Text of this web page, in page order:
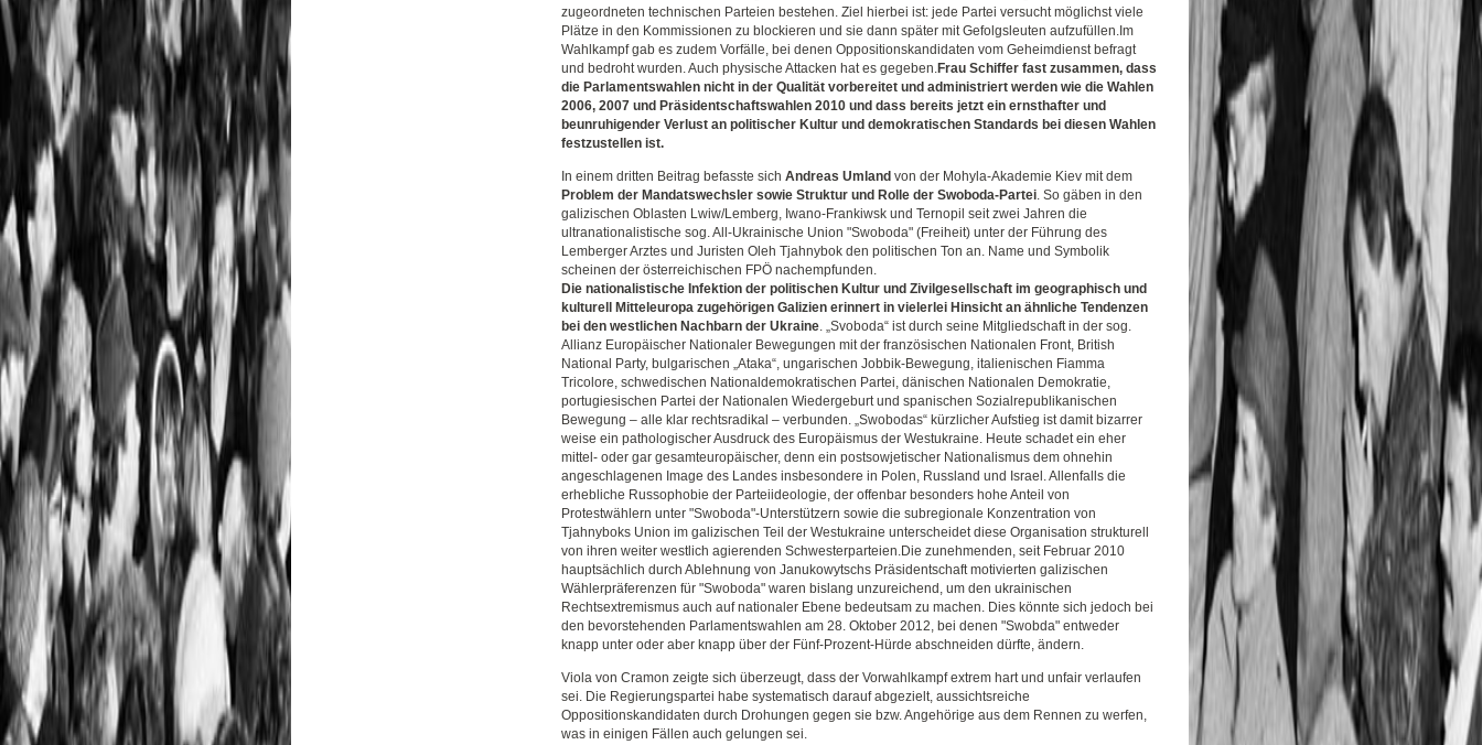
zugeordneten technischen Parteien bestehen. Ziel hierbei ist: jede Partei versucht möglichst viele
Plätze in den Kommissionen zu blockieren und sie dann später mit Gefolgsleuten aufzufüllen.Im
Wahlkampf gab es zudem Vorfälle, bei denen Oppositionskandidaten vom Geheimdienst befragt
und bedroht wurden. Auch physische Attacken hat es gegeben.Frau Schiffer fast zusammen, dass
die Parlamentswahlen nicht in der Qualität vorbereitet und administriert werden wie die Wahlen
2006, 2007 und Präsidentschaftswahlen 2010 und dass bereits jetzt ein ernsthafter und
beunruhigender Verlust an politischer Kultur und demokratischen Standards bei diesen Wahlen
festzustellen ist.
In einem dritten Beitrag befasste sich Andreas Umland von der Mohyla-Akademie Kiev mit dem
Problem der Mandatswechsler sowie Struktur und Rolle der Swoboda-Partei. So gäben in den
galizischen Oblasten Lwiw/Lemberg, Iwano-Frankiwsk und Ternopil seit zwei Jahren die
ultranationalistische sog. All-Ukrainische Union "Swoboda" (Freiheit) unter der Führung des
Lemberger Arztes und Juristen Oleh Tjahnybok den politischen Ton an. Name und Symbolik
scheinen der österreichischen FPÖ nachempfunden.
Die nationalistische Infektion der politischen Kultur und Zivilgesellschaft im geographisch und
kulturell Mitteleuropa zugehörigen Galizien erinnert in vielerlei Hinsicht an ähnliche Tendenzen
bei den westlichen Nachbarn der Ukraine. „Svoboda“ ist durch seine Mitgliedschaft in der sog.
Allianz Europäischer Nationaler Bewegungen mit der französischen Nationalen Front, British
National Party, bulgarischen „Ataka“, ungarischen Jobbik-Bewegung, italienischen Fiamma
Tricolore, schwedischen Nationaldemokratischen Partei, dänischen Nationalen Demokratie,
portugiesischen Partei der Nationalen Wiedergeburt und spanischen Sozialrepublikanischen
Bewegung – alle klar rechtsradikal – verbunden. „Swobodas“ kürzlicher Aufstieg ist damit bizarrer
weise ein pathologischer Ausdruck des Europäismus der Westukraine. Heute schadet ein eher
mittel- oder gar gesamteuropäischer, denn ein postsowjetischer Nationalismus dem ohnehin
angeschlagenen Image des Landes insbesondere in Polen, Russland und Israel. Allenfalls die
erhebliche Russophobie der Parteiideologie, der offenbar besonders hohe Anteil von
Protestwählern unter "Swoboda"-Unterstützern sowie die subregionale Konzentration von
Tjahnyboks Union im galizischen Teil der Westukraine unterscheidet diese Organisation strukturell
von ihren weiter westlich agierenden Schwesterparteien.Die zunehmenden, seit Februar 2010
hauptsächlich durch Ablehnung von Janukowytschs Präsidentschaft motivierten galizischen
Wählerpräferenzen für "Swoboda" waren bislang unzureichend, um den ukrainischen
Rechtsextremismus auch auf nationaler Ebene bedeutsam zu machen. Dies könnte sich jedoch bei
den bevorstehenden Parlamentswahlen am 28. Oktober 2012, bei denen "Swobda" entweder
knapp unter oder aber knapp über der Fünf-Prozent-Hürde abschneiden dürfte, ändern.
Viola von Cramon zeigte sich überzeugt, dass der Vorwahlkampf extrem hart und unfair verlaufen
sei. Die Regierungspartei habe systematisch darauf abgezielt, aussichtsreiche
Oppositionskandidaten durch Drohungen gegen sie bzw. Angehörige aus dem Rennen zu werfen,
was in einigen Fällen auch gelungen sei.